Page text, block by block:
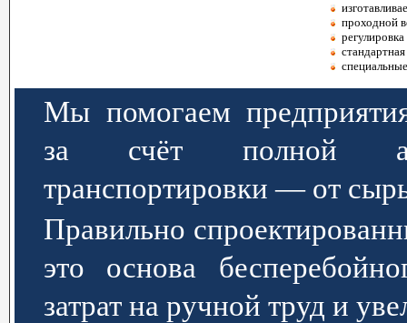
проходной
Мы помогаем
за счёт полной
транспортировки — от
Правильно
это основа
затрат на ручной труд и